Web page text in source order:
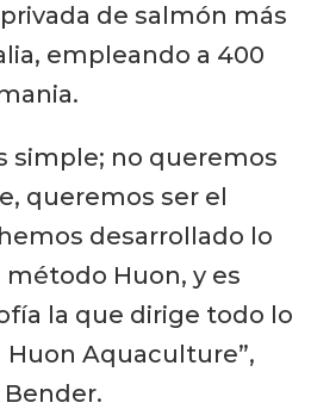
de salmón más
empleando a 400
simple; no queremos
queremos ser el
desarrollado lo
Huon, y es
la que dirige todo lo
Aquaculture”,